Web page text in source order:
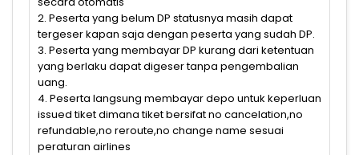
2. Peserta yang belum DP statusnya masih dapat
tergeser kapan saja dengan peserta yang sudah DP.
3. Peserta yang membayar DP kurang dari ketentuan
yang berlaku dapat digeser tanpa pengembalian
uang.
4. Peserta langsung membayar depo untuk keperluan
issued tiket dimana tiket bersifat no cancelation,no
refundable,no reroute,no change name sesuai
peraturan airlines